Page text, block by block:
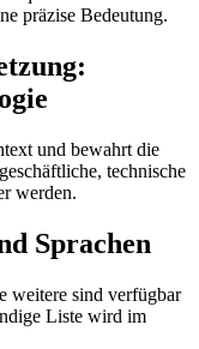
präzise Bedeutung.
und bewahrt die
technische
werden.
Sprachen
weitere sind verfügbar
Liste wird im